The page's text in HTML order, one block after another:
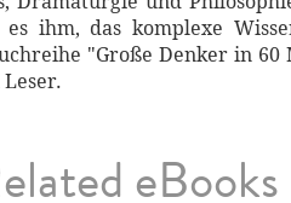
ihm, das komplexe
"Große Denker in
eBooks